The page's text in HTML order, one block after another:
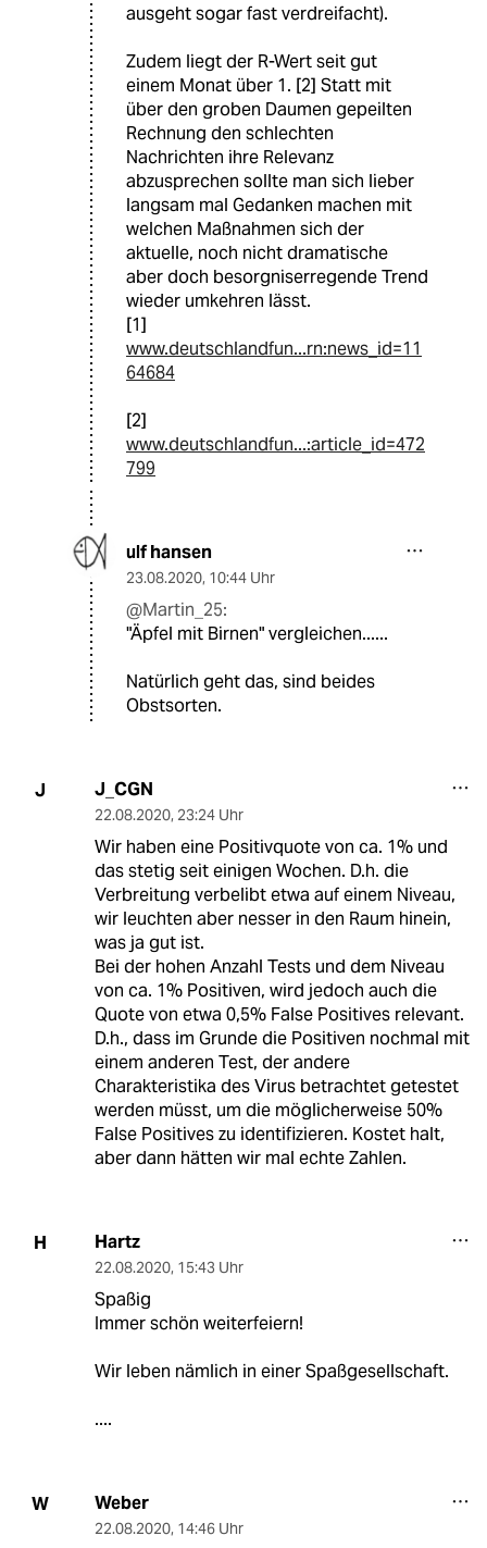
ausgeht sogar fast verdreifacht).
Zudem liegt der R-Wert seit gut
einem Monat über 1. [2] Statt mit
über den groben Daumen gepeilten
Rechnung den schlechten
Nachrichten ihre Relevanz
abzusprechen sollte man sich lieber
langsam mal Gedanken machen mit
welchen Maßnahmen sich der
aktuelle, noch nicht dramatische
aber doch besorgniserregende Trend
wieder umkehren lässt.
[1]
www.deutschlandfun...rn:news_id=11
64684
[2]
www.deutschlandfun...:article_id=472
799
ulf hansen
23.08.2020, 10:44 Uhr
@Martin_25:
"Äpfel mit Birnen" vergleichen......
Natürlich geht das, sind beides
Obstsorten.
J J_CGN
22.08.2020, 23:24 Uhr
Wir haben eine Positivquote von ca. 1% und
das stetig seit einigen Wochen. D.h. die
Verbreitung verbelibt etwa auf einem Niveau,
wir leuchten aber nesser in den Raum hinein,
was ja gut ist.
Bei der hohen Anzahl Tests und dem Niveau
von ca. 1% Positiven, wird jedoch auch die
Quote von etwa 0,5% False Positives relevant.
D.h., dass im Grunde die Positiven nochmal mit
einem anderen Test, der andere
Charakteristika des Virus betrachtet getestet
werden müsst, um die möglicherweise 50%
False Positives zu identifizieren. Kostet halt,
aber dann hätten wir mal echte Zahlen.
H Hartz
22.08.2020, 15:43 Uhr
Spaßig
Immer schön weiterfeiern!
Wir leben nämlich in einer Spaßgesellschaft.
....
W Weber
22.08.2020, 14:46 Uhr